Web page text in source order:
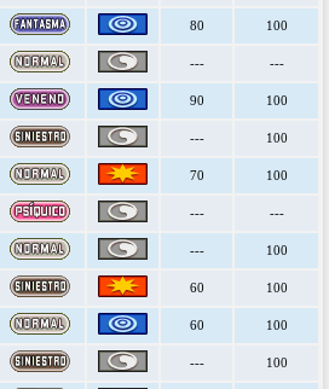
80 100
--- ---
90 100
--- 100
70 100
--- ---
--- 100
60 100
60 100
--- 100